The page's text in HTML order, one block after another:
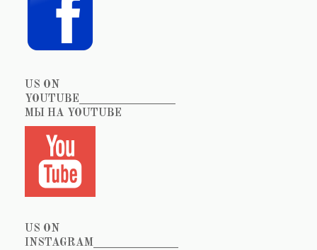
US ON
YOUTUBE_________________
МЫ НА YOUTUBE
US ON
INSTAGRAM_______________